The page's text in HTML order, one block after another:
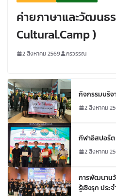
ค่ายภาษาและวัฒนธ
Cultural.Camp )
2 สิงหาคม 2569 กรวรรณ
กิจกรรมบริจ
2 สิงหาคม
กีฬาอีสปอร์ต
2 สิงหาคม
การพัฒนานวั
รู้เชิงรุก ประ